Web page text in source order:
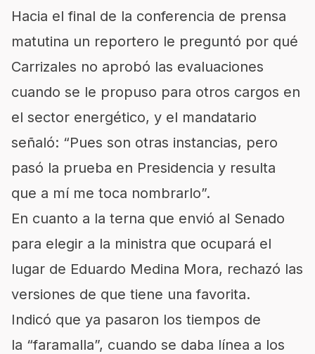
Hacia el final de la conferencia de prensa
matutina un reportero le preguntó por qué
Carrizales no aprobó las evaluaciones
cuando se le propuso para otros cargos en
el sector energético, y el mandatario
señaló:
Pues son otras instancias, pero
pasó la prueba en Presidencia y resulta
que a mí me toca nombrarlo .
En cuanto a la terna que envió al Senado
para elegir a la ministra que ocupará el
lugar de Eduardo Medina Mora, rechazó las
versiones de que tiene una favorita.
Indicó que ya pasaron los tiempos de
la
faramalla , cuando se daba línea a los